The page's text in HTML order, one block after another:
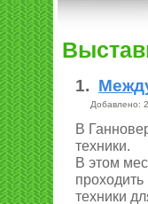
1.
Добавлено:
В
техники.
В этом
техники